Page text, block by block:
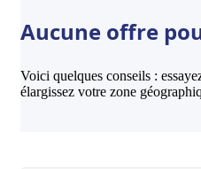
Aucune offre
Voici quelques conseils :
élargissez votre zone